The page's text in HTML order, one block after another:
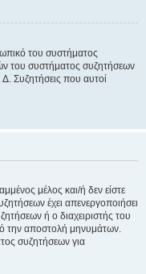
του συστήματος
του συστήματος συζητήσεων
Δ. Συζητήσεις που αυτοί
μέλος και/ή δεν είστε
έχει απενεργοποιήσει
ή ο διαχειριστής του
την αποστολή μηνυμάτων.
συζητήσεων για